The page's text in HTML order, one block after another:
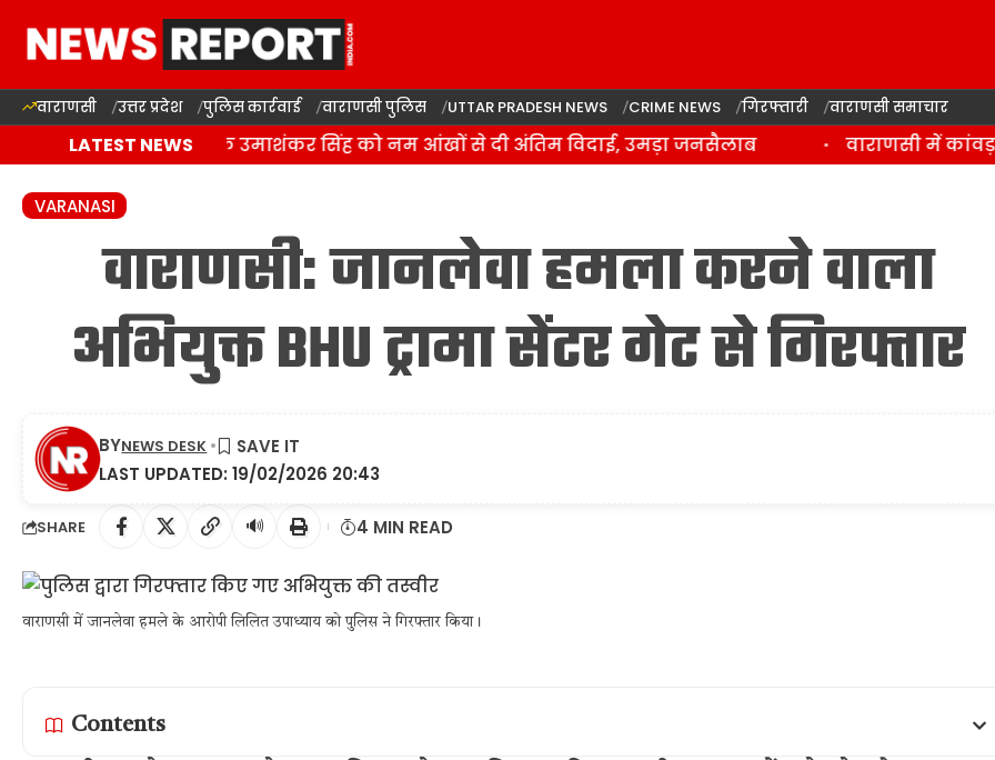
वाराणसी उत्तर प्रदेश पुलिस कार्रवाई वाराणसी पुलिस UTTAR PRADESH NEWS CRIME NEWS गिरफ्तारी वाराणसी समाचार
LATEST NEWS
में बसपा विधायक उमाशंकर सिंह को नम आंखों से दी अंतिम विदाई, उमड़ा जनसैलाब वाराणसी में कांवड़
VARANASI
वाराणसी: जानलेवा हमला करने वाला
अभियुक्त BHU ट्रामा सेंटर गेट से गिरफ्तार
LAST UPDATED: 19/02/2026 20:43
BYNEWS DESK
SHARE 🔊 4 MIN READ
वाराणसी में जानलेवा हमले के आरोपी लिलित उपाध्याय को पुलिस ने गिरफ्तार किया।
Contents